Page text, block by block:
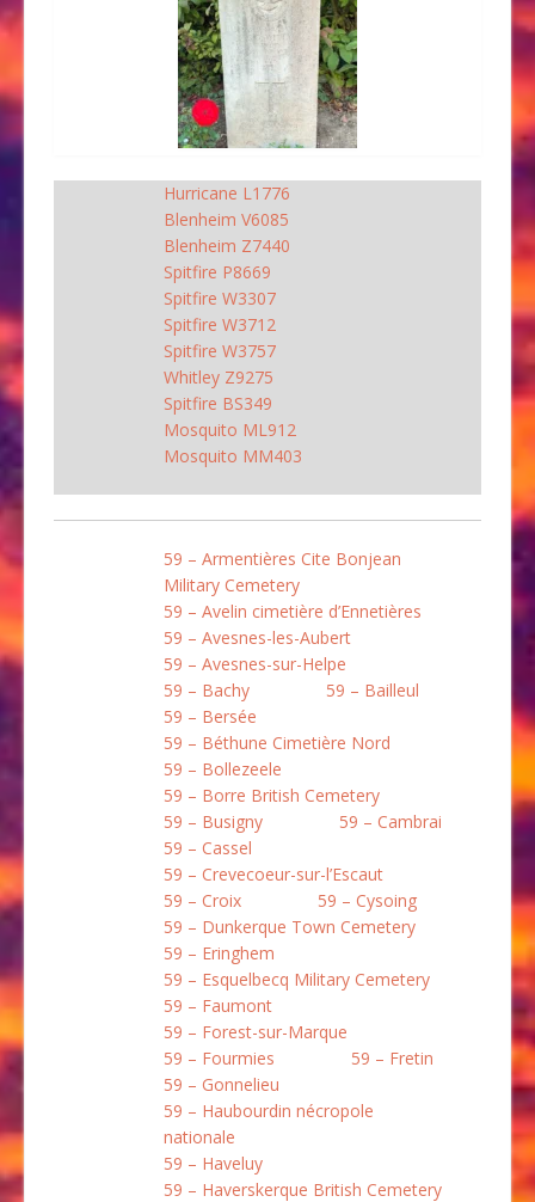
Hurricane L1776
Blenheim V6085
Blenheim Z7440
Spitfire P8669
Spitfire W3307
Spitfire W3712
Spitfire W3757
Whitley Z9275
Spitfire BS349
Mosquito ML912
Mosquito MM403
59 – Armentières Cite Bonjean
Military Cemetery
59 – Avelin cimetière d’Ennetières
59 – Avesnes-les-Aubert
59 – Avesnes-sur-Helpe
59 – Bachy
59 – Bailleul
59 – Bersée
59 – Béthune Cimetière Nord
59 – Bollezeele
59 – Borre British Cemetery
59 – Busigny
59 – Cambrai
59 – Cassel
59 – Crevecoeur-sur-l’Escaut
59 – Croix
59 – Cysoing
59 – Dunkerque Town Cemetery
59 – Eringhem
59 – Esquelbecq Military Cemetery
59 – Faumont
59 – Forest-sur-Marque
59 – Fourmies
59 – Fretin
59 – Gonnelieu
59 – Haubourdin nécropole
nationale
59 – Haveluy
59 – Haverskerque British Cemetery